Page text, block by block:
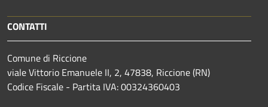
CONTATTI
Comune di Riccione
viale Vittorio Emanuele II, 2, 47838, Riccione (RN)
Codice Fiscale - Partita IVA: 00324360403